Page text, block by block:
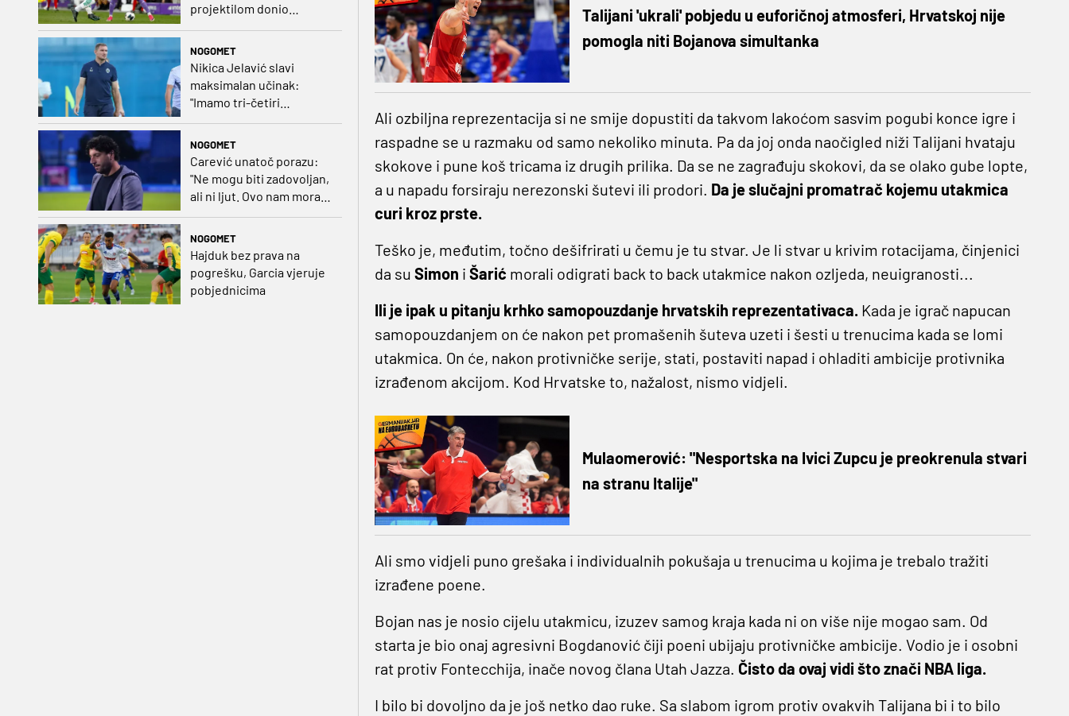
projektilom donio
NOGOMET
Nikica Jelavić slavi
maksimalan učinak:
"Imamo tri-četiri
senatora koji vode naš
NOGOMET
Carević unatoč porazu:
"Ne mogu biti zadovoljan,
ali ni ljut. Ovo nam mora
NOGOMET
Hajduk bez prava na
pogrešku, Garcia vjeruje
pobjednicima
Talijani 'ukrali' pobjedu u euforičnoj atmosferi, Hrvatskoj nije
pomogla niti Bojanova simultanka
Ali ozbiljna reprezentacija si ne smije dopustiti da takvom lakoćom sasvim pogubi konce igre i
raspadne se u razmaku od samo nekoliko minuta. Pa da joj onda naočigled niži Talijani hvataju
skokove i pune koš tricama iz drugih prilika. Da se ne zagrađuju skokovi, da se olako gube lopte,
a u napadu forsiraju nerezonski šutevi ili prodori. Da je slučajni promatrač kojemu utakmica
curi kroz prste.
Teško je, međutim, točno dešifrirati u čemu je tu stvar. Je li stvar u krivim rotacijama, činjenici
da su Simon i Šarić morali odigrati back to back utakmice nakon ozljeda, neuigranosti...
Ili je ipak u pitanju krhko samopouzdanje hrvatskih reprezentativaca.Kada je igrač napucan
samopouzdanjem on će nakon pet promašenih šuteva uzeti i šesti u trenucima kada se lomi
utakmica. On će, nakon protivničke serije, stati, postaviti napad i ohladiti ambicije protivnika
izrađenom akcijom. Kod Hrvatske to, nažalost, nismo vidjeli.
Mulaomerović: "Nesportska na Ivici Zupcu je preokrenula stvari
na stranu Italije"
Ali smo vidjeli puno grešaka i individualnih pokušaja u trenucima u kojima je trebalo tražiti
izrađene poene.
Bojan nas je nosio cijelu utakmicu, izuzev samog kraja kada ni on više nije mogao sam. Od
starta je bio onaj agresivni Bogdanović čiji poeni ubijaju protivničke ambicije. Vodio je i osobni
rat protiv Fontecchija, inače novog člana Utah Jazza. Čisto da ovaj vidi što znači NBA liga.
I bilo bi dovoljno da je još netko dao ruke. Sa slabom igrom protiv ovakvih Talijana bi i to bilo